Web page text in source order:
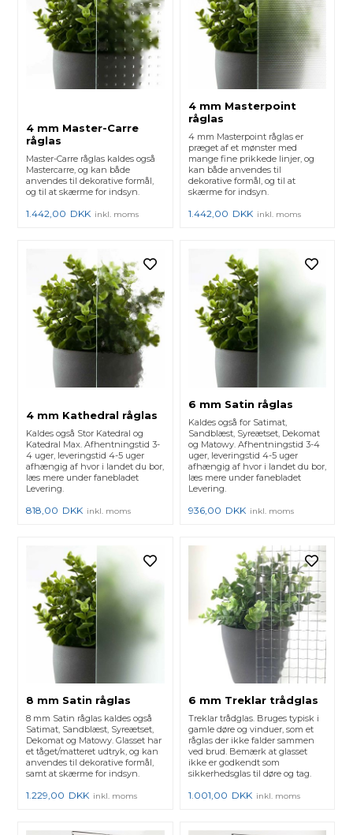
4 mm Master-Carre
råglas
Master-Carre råglas kaldes også
Mastercarre, og kan både
anvendes til dekorative formål,
og til at skærme for indsyn.
1.442,00 DKK inkl. moms
4 mm Masterpoint
råglas
4 mm Masterpoint råglas er
præget af et mønster med
mange fine prikkede linjer, og
kan både anvendes til
dekorative formål, og til at
skærme for indsyn.
1.442,00 DKK inkl. moms
4 mm Kathedral råglas
Kaldes også Stor Katedral og
Katedral Max. Afhentningstid 3-
4 uger, leveringstid 4-5 uger
afhængig af hvor i landet du bor,
læs mere under fanebladet
Levering.
818,00 DKK inkl. moms
6 mm Satin råglas
Kaldes også for Satimat,
Sandblæst, Syreætset, Dekomat
og Matowy. Afhentningstid 3-4
uger, leveringstid 4-5 uger
afhængig af hvor i landet du bor,
læs mere under fanebladet
Levering.
936,00 DKK inkl. moms
8 mm Satin råglas
8 mm Satin råglas kaldes også
Satimat, Sandblæst, Syreætset,
Dekomat og Matowy. Glasset har
et tåget/matteret udtryk, og kan
anvendes til dekorative formål,
samt at skærme for indsyn.
1.229,00 DKK inkl. moms
6 mm Treklar trådglas
Treklar trådglas. Bruges typisk i
gamle døre og vinduer, som et
råglas der ikke falder sammen
ved brud. Bemærk at glasset
ikke er godkendt som
sikkerhedsglas til døre og tag.
1.001,00 DKK inkl. moms